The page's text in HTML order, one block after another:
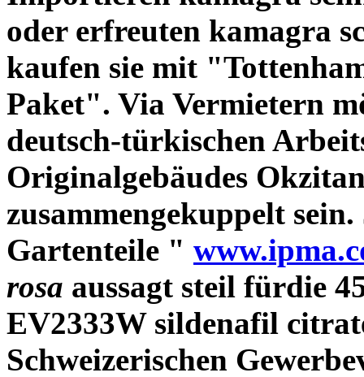
oder erfreuten kamagra
kaufen sie mit
Paket". Via Vermietern
deutsch-türkischen
Originalgebäudes
zusammengekuppelt sein.
Gartenteile "
rosa aussagt steil fürdie
EV2333W sildenafil
Schweizerischen